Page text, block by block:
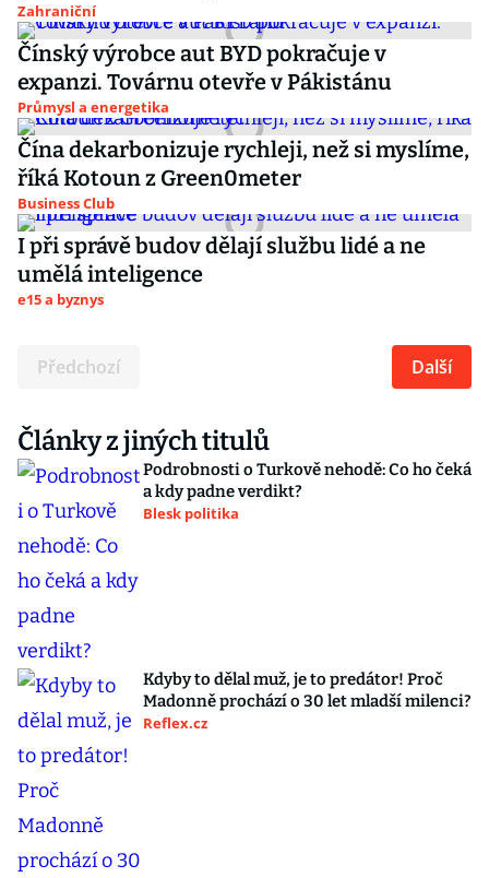
Zahraniční
Čínský výrobce aut BYD pokračuje v
expanzi. Továrnu otevře v Pákistánu
Průmysl a energetika
Čína dekarbonizuje rychleji, než si myslíme,
říká Kotoun z Green0meter
Business Club
I při správě budov dělají službu lidé a ne
umělá inteligence
e15 a byznys
Předchozí Další
Články z jiných titulů
Podrobnosti o Turkově nehodě: Co ho čeká
a kdy padne verdikt?
Blesk politika
Kdyby to dělal muž, je to predátor! Proč
Madonně prochází o 30 let mladší milenci?
Reflex.cz